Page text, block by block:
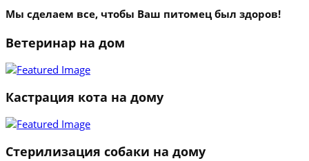
Мы сделаем все, чтобы Ваш питомец был здоров!
Ветеринар на дом
Кастрация кота на дому
Стерилизация собаки на дому